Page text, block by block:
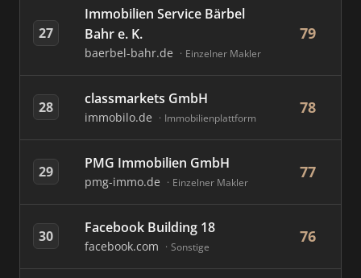
27
Immobilien Service Bärbel
Bahr e. K.
baerbel-bahr.de Einzelner Makler
79
28 classmarkets GmbH
immobilo.de Immobilienplattform
78
29 PMG Immobilien GmbH
pmg-immo.de Einzelner Makler
77
30 Facebook Building 18
facebook.com Sonstige
76